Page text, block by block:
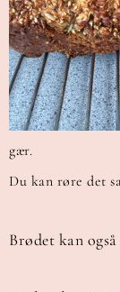
gær.
Du kan røre det
Brødet kan også